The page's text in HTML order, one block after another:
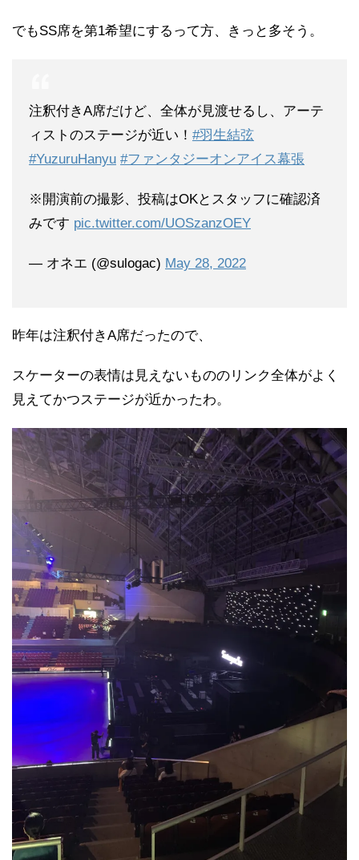
でもSS席を第1希望にするって方、きっと多そう。
注釈付きA席だけど、全体が見渡せるし、アーテ
ィストのステージが近い！ #羽生結弦
#YuzuruHanyu #ファンタジーオンアイス幕張
※開演前の撮影、投稿はOKとスタッフに確認済
みです pic.twitter.com/UOSzanzOEY
— オネエ (@sulogac) May 28, 2022
昨年は注釈付きA席だったので、
スケーターの表情は見えないもののリンク全体がよく
見えてかつステージが近かったわ。